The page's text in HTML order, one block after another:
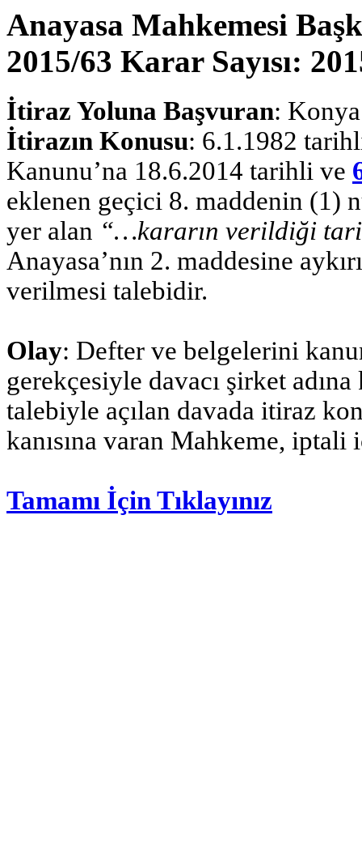
Anayasa Mahkemesi
2015/63 Karar Sayısı:
İtiraz Yoluna Başvuran:
İtirazın Konusu: 6.1.1982
Kanunu’na 18.6.2014 tarihli ve
eklenen geçici 8. maddenin (1)
yer alan “…kararın verildiği
Anayasa’nın 2. maddesine
verilmesi talebidir.
Olay: Defter ve belgelerini
gerekçesiyle davacı şirket
talebiyle açılan davada itiraz
kanısına varan Mahkeme, iptali
Tamamı İçin Tıklayınız